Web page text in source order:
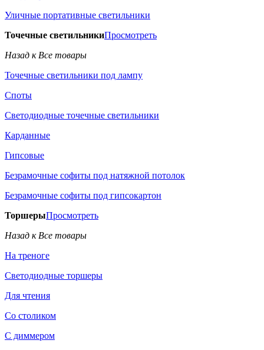
Уличные портативные светильники
Точечные светильникиПросмотреть
Назад к Все товары
Точечные светильники под лампу
Споты
Светодиодные точечные светильники
Карданные
Гипсовые
Безрамочные софиты под натяжной потолок
Безрамочные софиты под гипсокартон
ТоршерыПросмотреть
Назад к Все товары
На треноге
Светодиодные торшеры
Для чтения
Со столиком
С диммером